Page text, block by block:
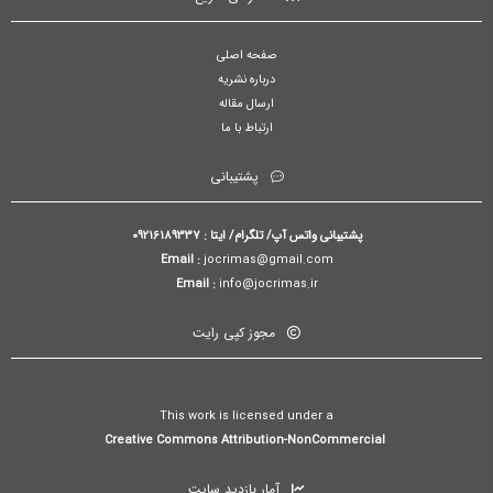
صفحه اصلی
درباره نشریه
ارسال مقاله
ارتباط با ما
پشتیبانی
پشتیبانی واتس آپ/ تلگرام/ ایتا : 09216189337
Email :jocrimas@gmail.com
Email :info@jocrimas.ir
مجوز کپی رایت
This work is licensed under a